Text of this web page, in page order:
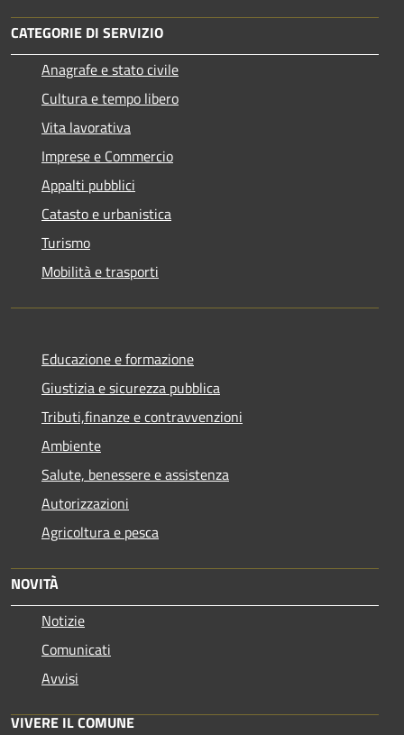
CATEGORIE DI SERVIZIO
Anagrafe e stato civile
Cultura e tempo libero
Vita lavorativa
Imprese e Commercio
Appalti pubblici
Catasto e urbanistica
Turismo
Mobilità e trasporti
Educazione e formazione
Giustizia e sicurezza pubblica
Tributi,finanze e contravvenzioni
Ambiente
Salute, benessere e assistenza
Autorizzazioni
Agricoltura e pesca
NOVITÀ
Notizie
Comunicati
Avvisi
VIVERE IL COMUNE